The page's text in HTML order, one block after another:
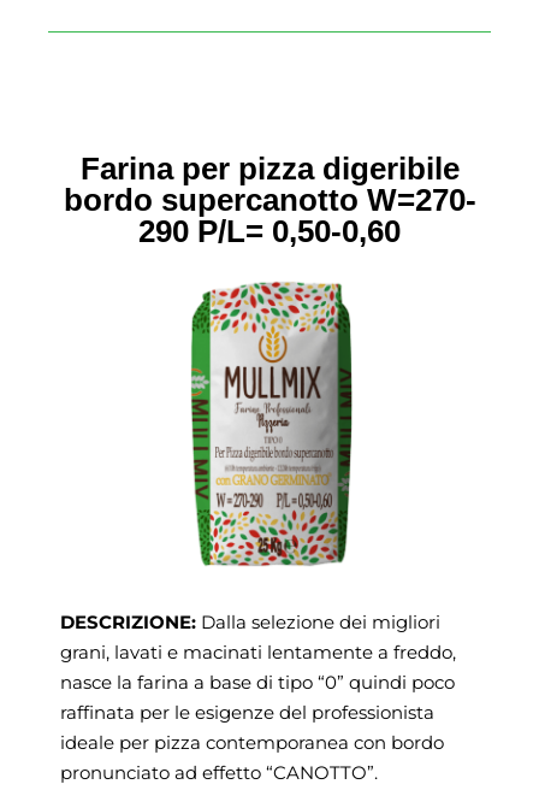
Farina per pizza digeribile
bordo supercanotto W=270-
290 P/L= 0,50-0,60
DESCRIZIONE: Dalla selezione dei migliori
grani, lavati e macinati lentamente a freddo,
nasce la farina a base di tipo “0” quindi poco
raffinata per le esigenze del professionista
ideale per pizza contemporanea con bordo
pronunciato ad effetto “CANOTTO”.